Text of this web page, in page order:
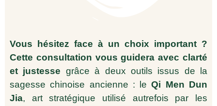
Vous hésitez face à un choix important ?
Cette consultation vous guidera avec clarté
et justesse grâce à deux outils issus de la
sagesse chinoise ancienne : leQi Men Dun
Jia, art stratégique utilisé autrefois par les